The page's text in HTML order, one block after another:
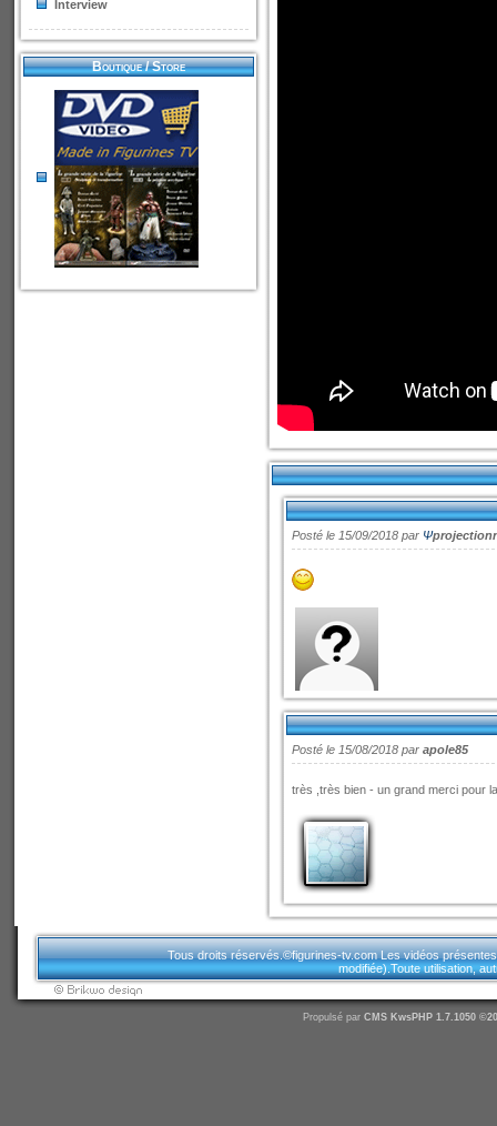
Interview
Boutique / Store
Posté le 15/09/2018 par Ψ
Posté le 15/08/2018 par apole85
très ,très bien - un grand merci pour
Tous droits réservés.©figurines-tv.com Les vidéos
modifiée).Toute utilisation,
Propulsé par CMS KwsPHP 1.7.1050